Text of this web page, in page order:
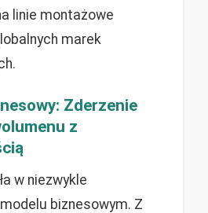
linie montażowe
marek
Zderzenie
z
w niezwykle
biznesowym. Z